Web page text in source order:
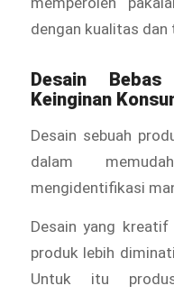
dengan kualitas dan
Desain
Keinginan
Desain sebuah
dalam
mengidentifikasi
Desain yang
produk lebih
Untuk itu